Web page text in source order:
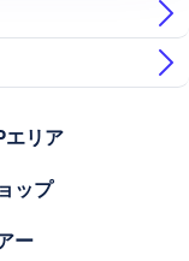
エリア
ップ
ー